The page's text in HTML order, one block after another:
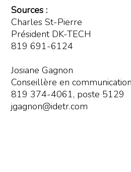
Sources :
Charles St-Pierre
Président DK-TECH
819 691-6124
Josiane Gagnon
Conseillère en communication
819 374-4061, poste 5129
jgagnon@idetr.com